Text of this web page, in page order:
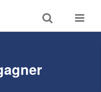
Toggle
search
Toggle